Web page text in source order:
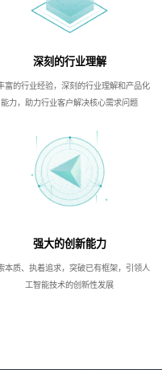
深刻的行业理解
富的行业经验，深刻的行业理解和产品化
能力，助力行业客户解决核心需求问题
强大的创新能力
本质、执着追求，突破已有框架，引领人
工智能技术的创新性发展